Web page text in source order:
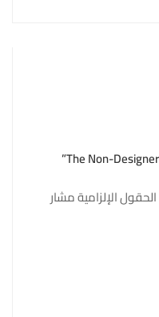
الحقول الإلزامية مشار